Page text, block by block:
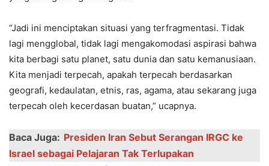
“Jadi ini menciptakan situasi yang terfragmentasi. Tidak
lagi mengglobal, tidak lagi mengakomodasi aspirasi bahwa
kita berbagi satu planet, satu dunia dan satu kemanusiaan.
Kita menjadi terpecah, apakah terpecah berdasarkan
geografi, kedaulatan, etnis, ras, agama, atau sekarang juga
terpecah oleh kecerdasan buatan,” ucapnya.
Baca Juga: Presiden Iran Sebut Serangan IRGC ke
Israel sebagai Pelajaran Tak Terlupakan